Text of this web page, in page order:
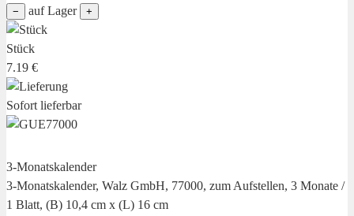
− auf Lager +
Stück
7.19 €
Sofort lieferbar
3-Monatskalender
3-Monatskalender, Walz GmbH, 77000, zum Aufstellen, 3 Monate /
1 Blatt, (B) 10,4 cm x (L) 16 cm